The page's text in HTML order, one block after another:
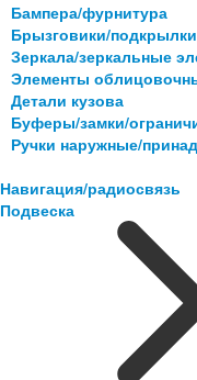
Бампера/фурнитура
Брызговики/подкрылки
Зеркала/зеркальные
Элементы
Детали кузова
Буферы/замки/
Ручки наружные/
Навигация/радиосвязь
Подвеска